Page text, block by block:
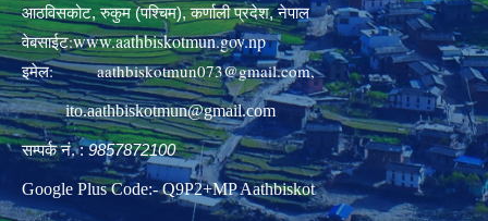
आठविसकोट, रुकुम (पश्चिम), कर्णाली प्रदेश, नेपाल
वेबसाईट:www.aathbiskotmun.gov.np
इमेल:aathbiskotmun073@gmail.com,
ito.aathbiskotmun@gmail.com
सम्पर्क नं. :9857872100
Google Plus Code:- Q9P2+MP Aathbiskot